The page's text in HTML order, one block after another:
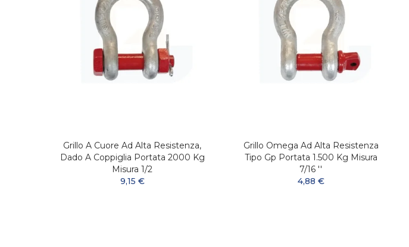
Grillo A Cuore Ad Alta Resistenza,
Dado A Coppiglia Portata 2000 Kg
Misura 1/2
9,15 €
Grillo Omega Ad Alta Resistenza
Tipo Gp Portata 1.500 Kg Misura
7/16 ''
4,88 €